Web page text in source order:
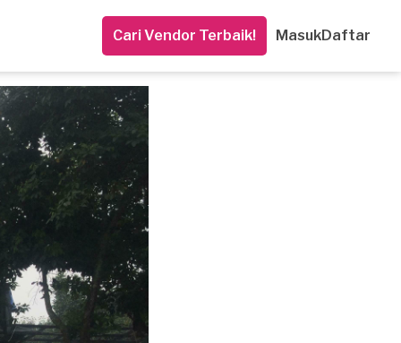
Cari Vendor Terbaik! MasukDaftar